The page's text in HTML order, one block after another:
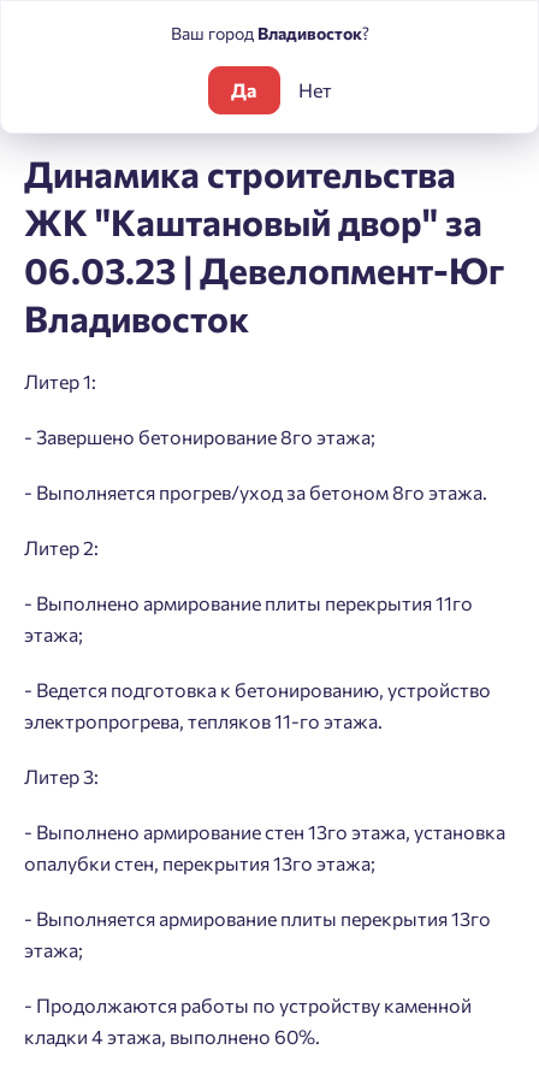
Динамика строительства ЖК "Каштановый двор"
Динамика строительства
ЖК "Каштановый двор" за
06.03.23 | Девелопмент-Юг
Владивосток
Литер 1:
- Завершено бетонирование 8го этажа;
- Выполняется прогрев/уход за бетоном 8го этажа.
Литер 2:
- Выполнено армирование плиты перекрытия 11го
этажа;
- Ведется подготовка к бетонированию, устройство
электропрогрева, тепляков 11-го этажа.
Литер 3:
- Выполнено армирование стен 13го этажа, установка
опалубки стен, перекрытия 13го этажа;
- Выполняется армирование плиты перекрытия 13го
этажа;
- Продолжаются работы по устройству каменной
кладки 4 этажа, выполнено 60%.
Ваш город Владивосток?
Да Нет